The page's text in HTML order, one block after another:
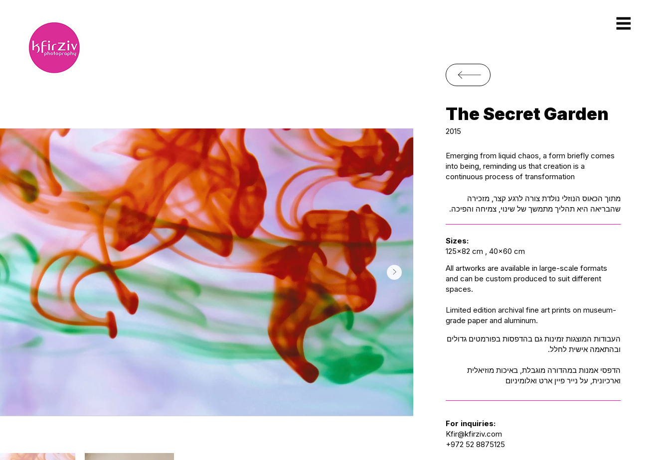
The Secret Garden
2015
Emerging from liquid chaos, a form briefly comes
into being, reminding us that creation is a
continuous process of transformation
מתוך הכאוס הנוזלי נולדת צורה לרגע קצר, מזכירה
שהבריאה היא תהליך מתמשך של שינוי, צמיחה והפיכה.
Sizes:
125x82 cm , 40x60 cm
All artworks are available in large-scale formats
and can be custom produced to suit different
spaces.
Limited edition archival fine art prints on museum-
grade paper and aluminum.
העבודות המוצגות זמינות גם בהדפסות בפורמטים גדולים
ובהתאמה אישית לחלל.
הדפסי אמנות במהדורה מוגבלת, באיכות מוזיאלית
וארכיונית, על נייר פיין ארט ואלומיניום
For inquiries:
Kfir@kfirziv.com
+972 52 8875125